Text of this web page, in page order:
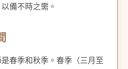
備不時之需。
春季和秋季。春季（三月至